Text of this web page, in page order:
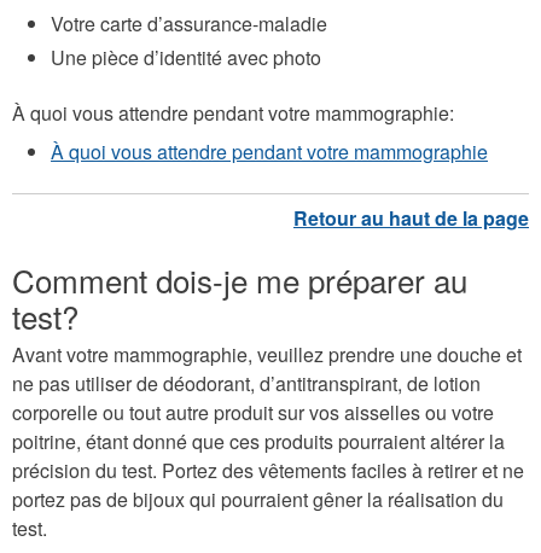
Votre carte d’assurance-maladie
Une pièce d’identité avec photo
À quoi vous attendre pendant votre mammographie:
À quoi vous attendre pendant votre mammographie
Comment dois-je me préparer au
test?
Avant votre mammographie, veuillez prendre une douche et
ne pas utiliser de déodorant, d’antitranspirant, de lotion
corporelle ou tout autre produit sur vos aisselles ou votre
poitrine, étant donné que ces produits pourraient altérer la
précision du test. Portez des vêtements faciles à retirer et ne
portez pas de bijoux qui pourraient gêner la réalisation du
test.